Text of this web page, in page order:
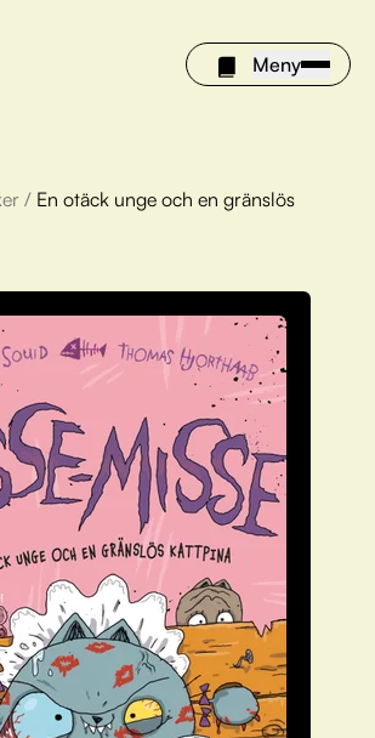
Meny
bokvalet
/ En otäck unge och en gränslös